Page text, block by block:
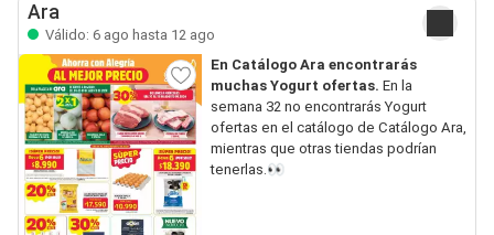
Ara
Válido: 6 ago hasta 12 ago
En Catálogo Ara encontrarás
muchas Yogurt ofertas. En la
semana 32 no encontrarás Yogurt
ofertas en el catálogo de Catálogo Ara,
mientras que otras tiendas podrían
tenerlas.👀